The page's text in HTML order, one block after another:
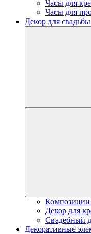
Часы для
Часы для
Декор для
Композиции
Декор для
Свадебный
Декоративные